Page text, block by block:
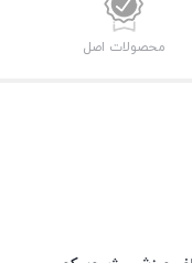
محصولات اصل